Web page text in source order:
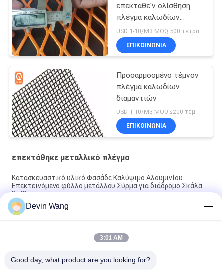
επεκταθε'ν ολίσθηση
πλέγμα καλωδίων
μετάλλων εύκολο να
εγκαταστήσει
ΕΠΙΚΟΙΝΩΝΊΑ
Προσαρμοσμένο τέμνον
πλέγμα καλωδίων
διαμαντιών
USD 1-10/M3 MOQ:≤200 τεμ
ΕΠΙΚΟΙΝΩΝΊΑ
επεκτάθηκε μεταλλικό πλέγμα
Κατασκευαστικό υλικό Φασάδα Καλύψιμο Αλουμινίου
Επεκτεινόμενο φύλλο μετάλλου Σύρμα για διάδρομο Σκάλα
Baffle
Μαγνητική προστασία σήματος Γήρανση μεταλλικού
πλέγματος Χαλκού Επεκταμένο σύρμα πλέγματος
Προσαρμοσμένο διακοσμητικό διευρυμένο μεταλλικό δίχτυ
Devin Wang
3:01 AM
Good day, what product are you looking for?